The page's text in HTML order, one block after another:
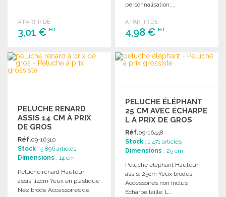
A PARTIR DE
3,01 € HT
COMMANDER
Demander un devis
personnalisation:...
A PARTIR DE
4,98 €HT
COMMANDER
PELUCHE RENARD
ASSIS 14 CM À PRIX
DE GROS
Réf.09-16310
Stock : 5 896 articles
Dimensions : 14 cm
Peluche renard Hauteur
assis: 14cm Yeux en plastique
Nez brodé Accessoires de
PELUCHE ÉLÉPHANT
25 CM AVEC ÉCHARPE
L À PRIX DE GROS
Réf.09-16448
Stock : 1 471 articles
Dimensions : 25 cm
Peluche éléphant Hauteur
assis: 25cm Yeux brodés
Accessoires non inclus
Echarpe taille: L...